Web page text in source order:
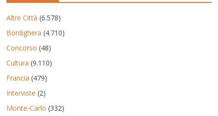
Altre Città (6.578)
Bordighera (4.710)
Concorso (48)
Cultura (9.110)
Francia (479)
Interviste (2)
Monte-Carlo (332)